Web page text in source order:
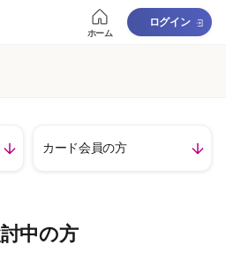
ホーム
ログイン
カード会員の方
中の方